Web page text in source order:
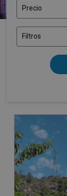
Precio
Filtros